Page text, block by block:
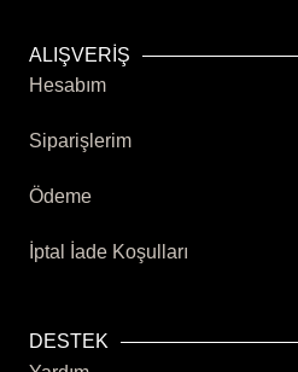
ALIŞVERİŞ
Hesabım
Siparişlerim
Ödeme
İptal İade Koşulları
DESTEK